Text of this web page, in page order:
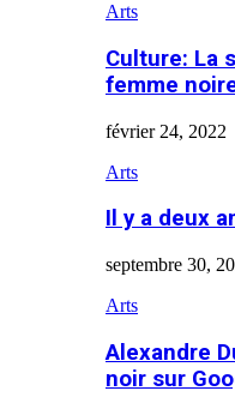
Arts
Culture: La
femme
février 24, 2022
Arts
Il y a deux
septembre 30,
Arts
Alexandre
noir sur